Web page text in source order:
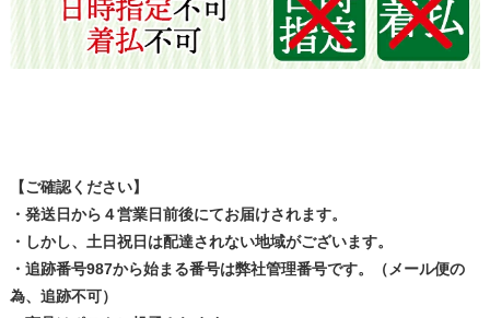
【ご確認ください】
・発送日から４営業日前後にてお届けされます。
・しかし、土日祝日は配達されない地域がございます。
・追跡番号987から始まる番号は弊社管理番号です。（メール便の
為、追跡不可）